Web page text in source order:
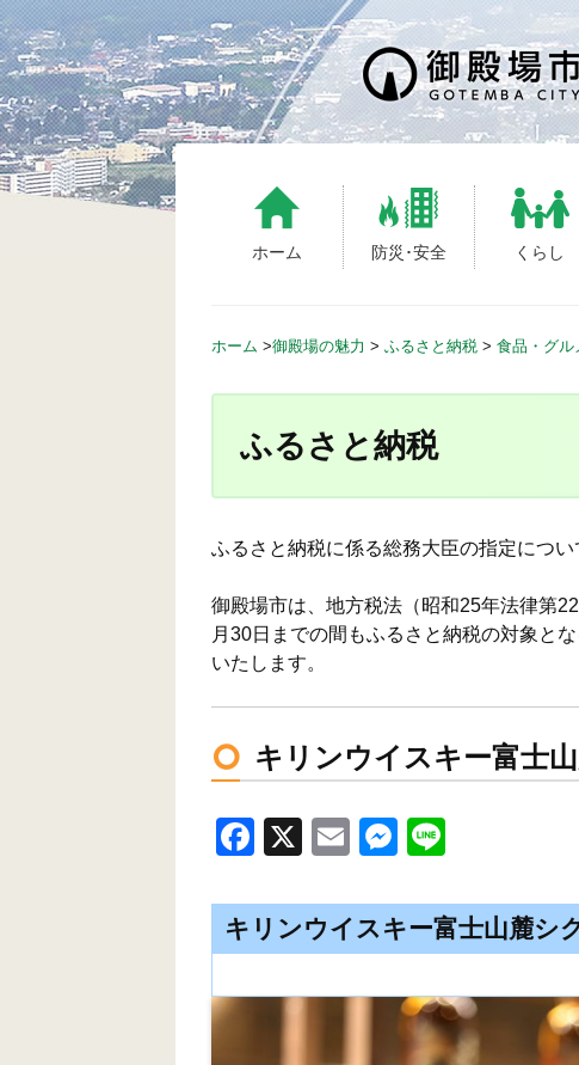
S
k
i
p
t
o
c
ホーム 防災･安全 くらし
ホーム >御殿場の魅力 > ふるさと納税 > 食品・グル
ふるさと納税
ふるさと納税に係る総務大臣の指定につい
御殿場市は、地方税法（昭和25年法律第
月30日までの間もふるさと納税の対象と
いたします。
キリンウイスキー富士
F
c
e
b
X
E
ail
M
ss
e
n
g
e
キリンウイスキー富士山麓シ